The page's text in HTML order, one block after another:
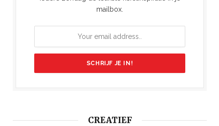
mailbox.
CREATIEF